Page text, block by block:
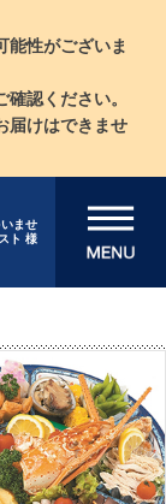
能性がございま
認ください。
届けはできませ
ませ
ト 様
メニューを開